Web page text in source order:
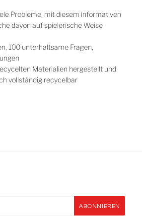
Probleme, mit diesem informativen
davon auf spielerische Weise
100 unterhaltsame Fragen,
Materialien hergestellt und
vollständig recycelbar